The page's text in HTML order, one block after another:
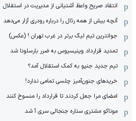
انتقاد صریح واعظ آشتیانی از مدیریت در استقلال
آنچه بیش از همه رئال را درباره رودری آزار می‌دهد
جوانترین تیم لیگ برتر در غرب تهران ! (عکس)
تمدید قرارداد وینیسیوس به ضرر بارسلونا شد
تیم جدید جنپو به کمک استقلال آمد؟
خریدهای جنون‌آمیز چلسی تمامی ندارد!
امضای مرا جعل کردند تا قرارداد را منسوخ کنند
موناکو مشتری ستاره جنجالی سری آ شد